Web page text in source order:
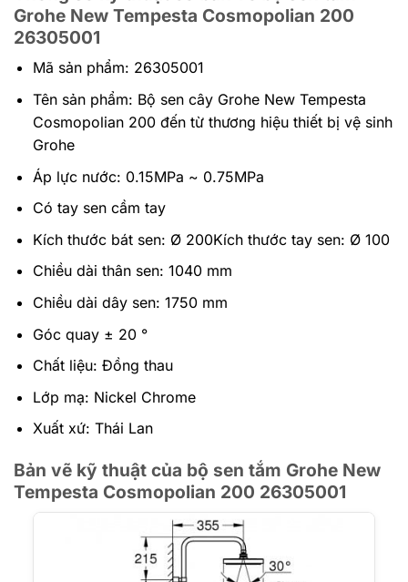
Grohe New Tempesta Cosmopolian 200
26305001
Mã sản phẩm: 26305001
Tên sản phẩm: Bộ sen cây Grohe New Tempesta
Cosmopolian 200 đến từ thương hiệu thiết bị vệ sinh
Grohe
Áp lực nước: 0.15MPa ~ 0.75MPa
Có tay sen cầm tay
Kích thước bát sen: Ø 200Kích thước tay sen: Ø 100
Chiều dài thân sen: 1040 mm
Chiều dài dây sen: 1750 mm
Góc quay ± 20 °
Chất liệu: Đồng thau
Lớp mạ: Nickel Chrome
Xuất xứ: Thái Lan
Bản vẽ kỹ thuật của bộ sen tắm Grohe New
Tempesta Cosmopolian 200 26305001